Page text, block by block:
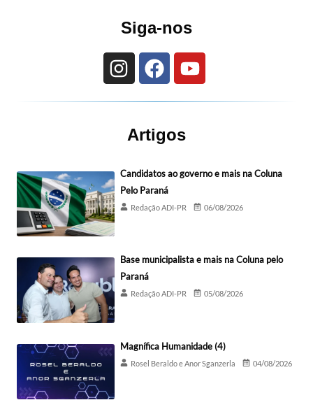
Siga-nos
Artigos
Candidatos ao governo e mais na Coluna
Pelo Paraná
Redação ADI-PR 06/08/2026
Base municipalista e mais na Coluna pelo
Paraná
Redação ADI-PR 05/08/2026
Magnífica Humanidade (4)
Rosel Beraldo e Anor Sganzerla 04/08/2026